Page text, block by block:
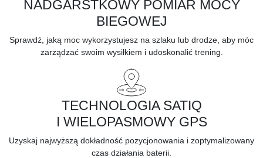
NADGARSTKOWY POMIAR MOCY
BIEGOWEJ
Sprawdź, jaką moc wykorzystujesz na szlaku lub drodze, aby móc
zarządzać swoim wysiłkiem i udoskonalić trening.
TECHNOLOGIA SATIQ
I WIELOPASMOWY GPS
Uzyskaj najwyższą dokładność pozycjonowania i zoptymalizowany
czas działania baterii.